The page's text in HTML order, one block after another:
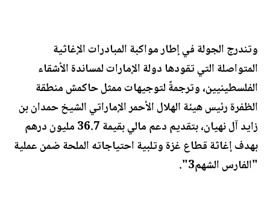
وتندرج الجولة في إطار مواكبة المبادرات الإغاثية
المتواصلة التي تقودها دولة الإمارات لمساندة الأشقاء
الفلسطينيين، وترجمةً لتوجيهات ممثل حاكمش منطقة
الظفرة رئيس هيئة الهلال الأحمر الإماراتي الشيخ حمدان بن
زايد آل نهيان، بتقديم دعم مالي بقيمة 36.7 مليون درهم
بهدف إغاثة قطاع غزة وتلبية احتياجاته الملحة ضمن عملية
"الفارس الشهم3".